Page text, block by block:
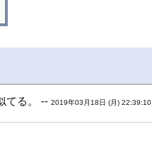
てる。 --2019年03月18日 (月) 22:39:10